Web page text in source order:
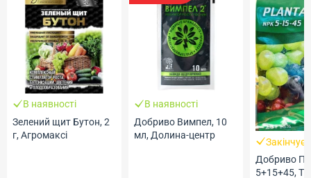
В наявності
Зелений щит Бутон, 2
г, Агромаксі
В наявності
Добриво Вимпел, 10
мл, Долина-центр
Добриво
5+15+45,